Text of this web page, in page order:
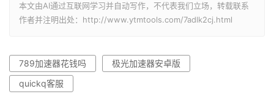
本文由AI通过互联网学习并自动写作，不代表我们立场，转载联系
作者并注明出处：http://www.ytmtools.com/7adlk2cj.html
789加速器花钱吗
极光加速器安卓版
quickq客服